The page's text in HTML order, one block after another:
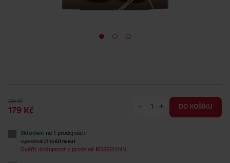
224 Kč
179 Kč
- + DO KOŠÍKU
Skladem na 1 prodejnách
vyzvednutí již za 60 minut
Ověřit dostupnost v prodejně ROSSMANN